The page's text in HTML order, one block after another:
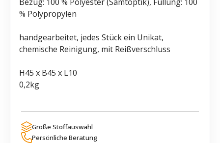
% Polypropylen
handgearbeitet, jedes Stück ein Unikat,
chemische Reinigung, mit Reißverschluss
H45 x B45 x L10
0,2kg
Große Stoffauswahl
Persönliche Beratung